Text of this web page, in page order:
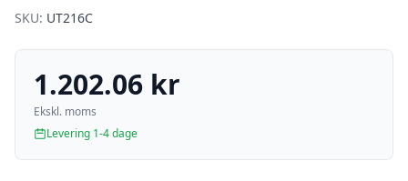
SKU: UT216C
1.202.06 kr
Ekskl. moms
Levering 1-4 dage